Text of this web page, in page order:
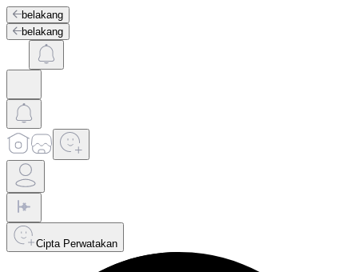
belakang
belakang
Cipta Perwatakan